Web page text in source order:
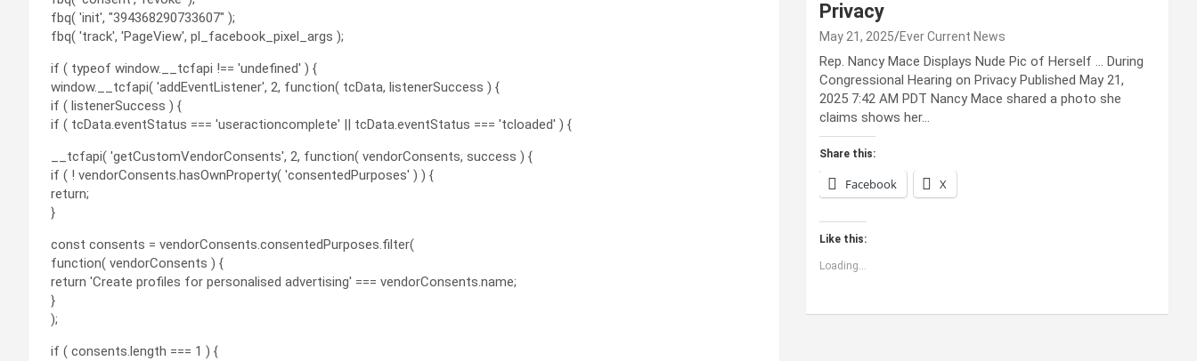
fbq( 'init', "394368290733607" );
fbq( 'track', 'PageView', pl_facebook_pixel_args );
if ( typeof window.__tcfapi !== 'undefined' ) {
window.__tcfapi( 'addEventListener', 2, function( tcData, listenerSuccess ) {
if ( listenerSuccess ) {
if ( tcData.eventStatus === 'useractioncomplete' || tcData.eventStatus === 'tcloaded' ) {
__tcfapi( 'getCustomVendorConsents', 2, function( vendorConsents, success ) {
if ( ! vendorConsents.hasOwnProperty( 'consentedPurposes' ) ) {
return;
}
const consents = vendorConsents.consentedPurposes.filter(
function( vendorConsents ) {
return 'Create profiles for personalised advertising' === vendorConsents.name;
}
);
if ( consents.length === 1 ) {
Privacy
May 21, 2025 Ever Current News
Rep. Nancy Mace Displays Nude Pic of Herself … During
Congressional Hearing on Privacy Published May 21,
2025 7:42 AM PDT Nancy Mace shared a photo she
claims shows her…
Share this:
Facebook X
Like this:
Loading...